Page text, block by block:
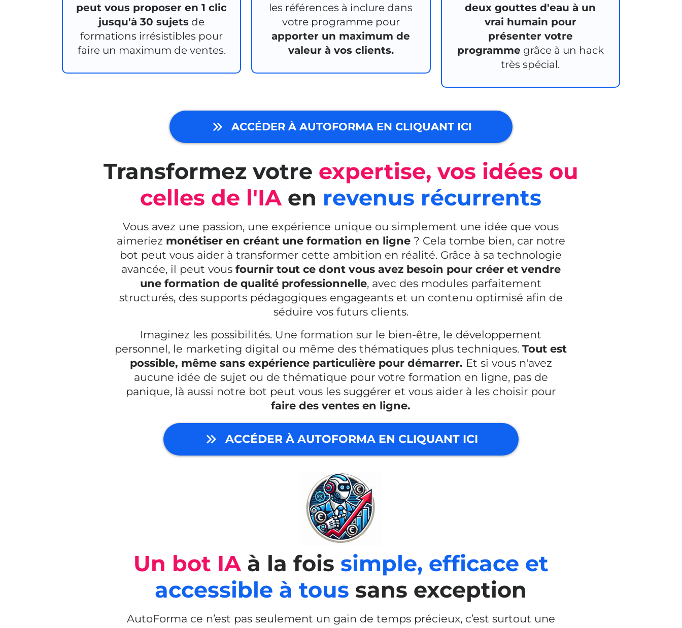
peut vous proposer en 1 clic
jusqu'à 30 sujets de
formations irrésistibles pour
faire un maximum de ventes.
les références à inclure dans
votre programme pour
apporter un maximum de
valeur à vos clients.
deux gouttes d'eau à un
vrai humain pour
présenter votre
programme grâce à un hack
très spécial.
ACCÉDER À AUTOFORMA EN CLIQUANT ICI
Transformez votre expertise, vos idées ou
celles de l'IAen revenus récurrents
Vous avez une passion, une expérience unique ou simplement une idée que vous
aimeriez monétiser en créant une formation en ligne? Cela tombe bien, car notre
bot peut vous aider à transformer cette ambition en réalité. Grâce à sa technologie
avancée, il peut vous fournir tout ce dont vous avez besoin pour créer et vendre
une formation de qualité professionnelle, avec des modules parfaitement
structurés, des supports pédagogiques engageants et un contenu optimisé afin de
séduire vos futurs clients.
Imaginez les possibilités. Une formation sur le bien-être, le développement
personnel, le marketing digital ou même des thématiques plus techniques.Tout est
possible, même sans expérience particulière pour démarrer. Et si vous n'avez
aucune idée de sujet ou de thématique pour votre formation en ligne, pas de
panique, là aussi notre bot peut vous les suggérer et vous aider à les choisir pour
faire des ventes en ligne.
ACCÉDER À AUTOFORMA EN CLIQUANT ICI
Un bot IAà la fois simple, efficace et
accessible à tous sans exception
AutoForma ce n’est pas seulement un gain de temps précieux, c’est surtout une